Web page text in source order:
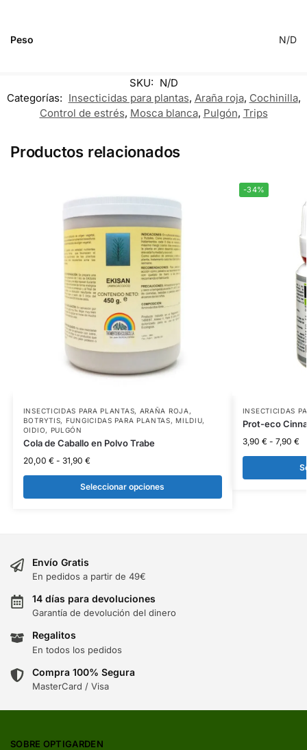
Peso N/D
SKU: N/D
Categorías: Insecticidas para plantas, Araña roja, Cochinilla,
Control de estrés, Mosca blanca, Pulgón, Trips
Productos relacionados
INSECTICIDAS PARA PLANTAS, ARAÑA ROJA ,
BOTRYTIS, FUNGICIDAS PARA PLANTAS,MILDIU,
OIDIO, PULGÓN
Cola de Caballo en Polvo Trabe
20,00 € - 31,90 €
Seleccionar opciones
-34%
INSECTICIDAS
Prot-eco
3,90 € - 7,90 €
Envío Gratis
En pedidos a partir de 49€
14 días para devoluciones
Garantía de devolución del dinero
Regalitos
En todos los pedidos
Compra 100% Segura
MasterCard / Visa
SOBRE OPTIGARDEN